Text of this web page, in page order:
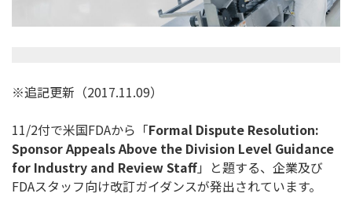
※追記更新（2017.11.09）
11/2付で米国FDAから「Formal Dispute Resolution:
Sponsor Appeals Above the Division Level Guidance
for Industry and Review Staff」と題する、企業及び
FDAスタッフ向け改訂ガイダンスが発出されています。